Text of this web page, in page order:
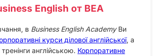
English от BEA
в Business English AcademyВи
курси ділової англійської, а
англійською. Корпоративне